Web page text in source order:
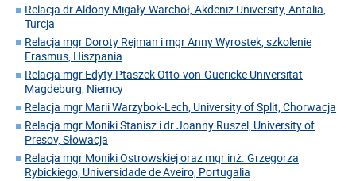
Relacja dr Aldony Migały-Warchoł, Akdeniz University, Antalia,
Turcja
Relacja mgr Doroty Rejman i mgr Anny Wyrostek, szkolenie
Erasmus, Hiszpania
Relacja mgr Edyty Ptaszek Otto-von-Guericke Universität
Magdeburg, Niemcy
Relacja mgr Marii Warzybok-Lech, University of Split, Chorwacja
Relacja mgr Moniki Stanisz i dr Joanny Ruszel, University of
Presov, Słowacja
Relacja mgr Moniki Ostrowskiej oraz mgr inż. Grzegorza
Rybickiego, Universidade de Aveiro, Portugalia